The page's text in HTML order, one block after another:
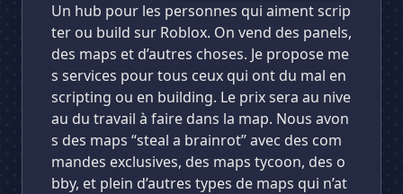
Un hub pour les personnes qui aiment scrip
ter ou build sur Roblox. On vend des panels,
des maps et d’autres choses. Je propose me
s services pour tous ceux qui ont du mal en
scripting ou en building. Le prix sera au nive
au du travail à faire dans la map. Nous avon
s des maps “steal a brainrot” avec des com
mandes exclusives, des maps tycoon, des o
bby, et plein d’autres types de maps qui n’at